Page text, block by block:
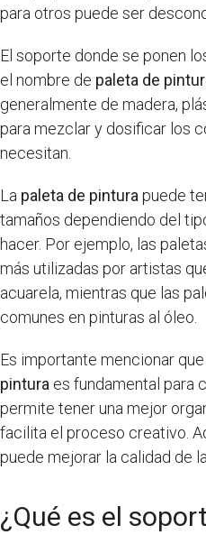
para otros puede ser
El soporte donde se ponen
el nombre de paleta de
generalmente de madera,
para mezclar y dosificar los
necesitan.
La paleta de pinturapuede
tamaños dependiendo del
hacer. Por ejemplo, las
más utilizadas por artistas
acuarela, mientras que las
comunes en pinturas al óleo.
Es importante mencionar
pintura es fundamental para
permite tener una mejor
facilita el proceso creativo.
puede mejorar la calidad de
¿Qué es el